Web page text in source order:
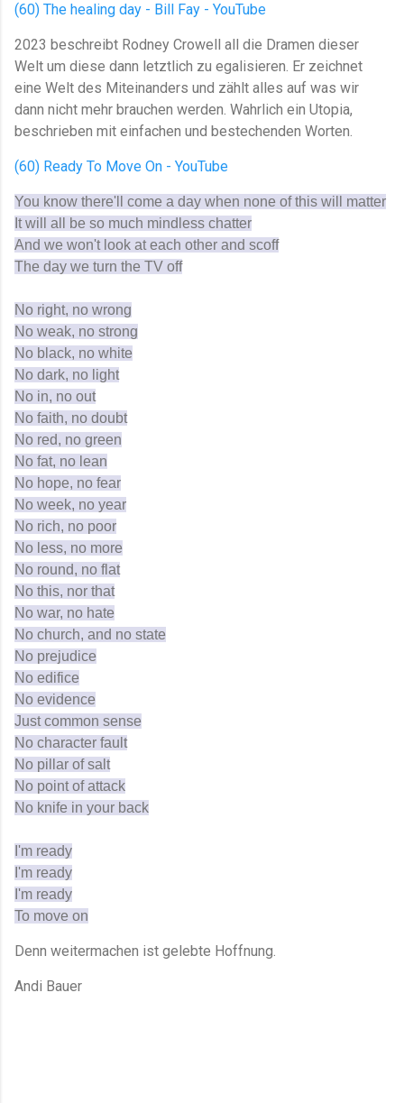
(60) The healing day - Bill Fay - YouTube
2023 beschreibt Rodney Crowell all die Dramen dieser
Welt um diese dann letztlich zu egalisieren. Er zeichnet
eine Welt des Miteinanders und zählt alles auf was wir
dann nicht mehr brauchen werden. Wahrlich ein Utopia,
beschrieben mit einfachen und bestechenden Worten.
(60) Ready To Move On - YouTube
You know there'll come a day when none of this will matter
It will all be so much mindless chatter
And we won't look at each other and scoff
The day we turn the TV off
No right, no wrong
No weak, no strong
No black, no white
No dark, no light
No in, no out
No faith, no doubt
No red, no green
No fat, no lean
No hope, no fear
No week, no year
No rich, no poor
No less, no more
No round, no flat
No this, nor that
No war, no hate
No church, and no state
No prejudice
No edifice
No evidence
Just common sense
No character fault
No pillar of salt
No point of attack
No knife in your back
I'm ready
I'm ready
I'm ready
To move on
Denn weitermachen ist gelebte Hoffnung.
Andi Bauer